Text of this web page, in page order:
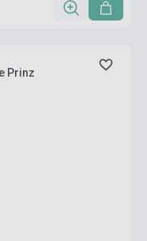
Prinz